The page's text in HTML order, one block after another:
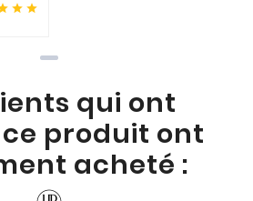
 
qui ont
produit ont
acheté :